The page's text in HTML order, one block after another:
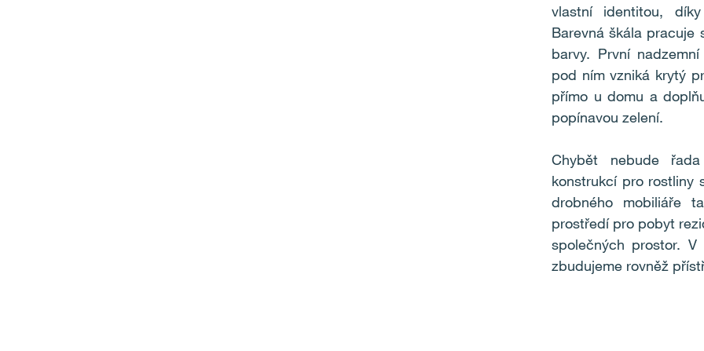
vlastní identitou,
Barevná škála pracuje
barvy. První
pod ním vzniká krytý
přímo u domu a
popínavou zelení.
Chybět nebude
konstrukcí pro rostliny
drobného mobiliáře
prostředí pro pobyt
společných prostor.
zbudujeme rovněž